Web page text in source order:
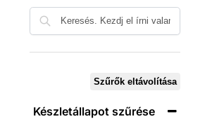
Szűrők eltávolítása
Készletállapot szűrése